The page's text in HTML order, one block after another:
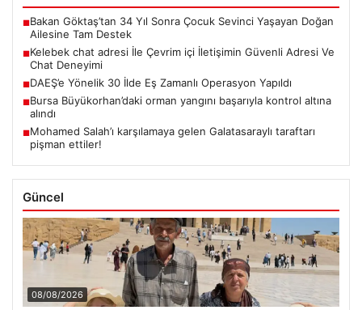
■Bakan Göktaş’tan 34 Yıl Sonra Çocuk Sevinci Yaşayan Doğan
Ailesine Tam Destek
■Kelebek chat adresi İle Çevrim içi İletişimin Güvenli Adresi Ve
Chat Deneyimi
■DAEŞ’e Yönelik 30 İlde Eş Zamanlı Operasyon Yapıldı
■Bursa Büyükorhan’daki orman yangını başarıyla kontrol altına
alındı
■Mohamed Salah’ı karşılamaya gelen Galatasaraylı taraftarı
pişman ettiler!
Güncel
08/08/2026